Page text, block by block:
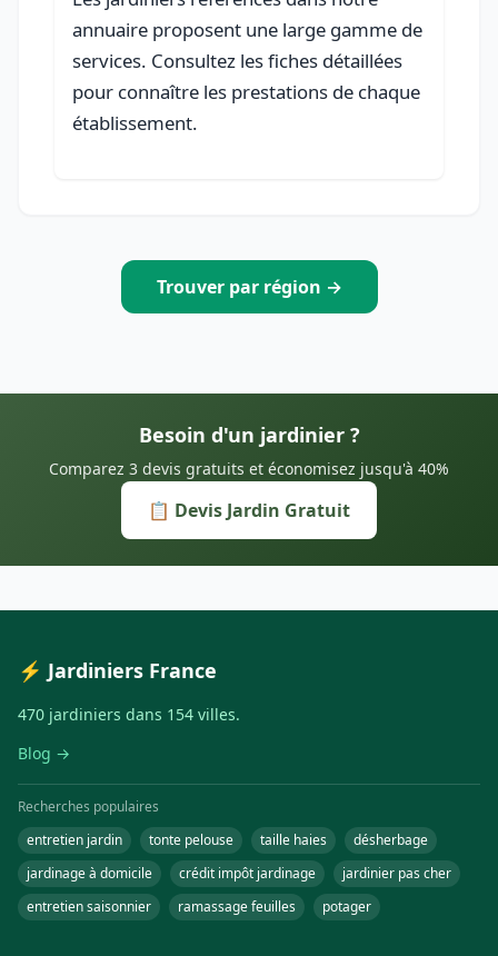
annuaire proposent une large gamme de
services. Consultez les fiches détaillées
pour connaître les prestations de chaque
établissement.
Trouver par région →
Besoin d'un jardinier ?
Comparez 3 devis gratuits et économisez jusqu'à 40%
📋 Devis Jardin Gratuit
⚡ Jardiniers France
470 jardiniers dans 154 villes.
Blog →
Recherches populaires
entretien jardin
tonte pelouse taille haies
désherbage
jardinage à domicile
crédit impôt jardinage
jardinier pas cher
entretien saisonnier
ramassage feuilles potager